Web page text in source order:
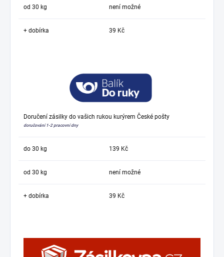
od 30 kg není možné
+ dobírka 39 Kč
Doručení zásilky do vašich rukou kurýrem České pošty
doručování 1-2 pracovní dny
do 30 kg 139 Kč
od 30 kg není možné
+ dobírka 39 Kč